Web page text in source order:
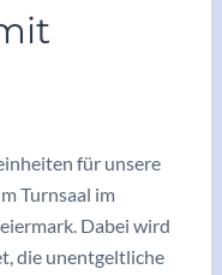
für unsere
Turnsaal im
Dabei wird
die unentgeltliche